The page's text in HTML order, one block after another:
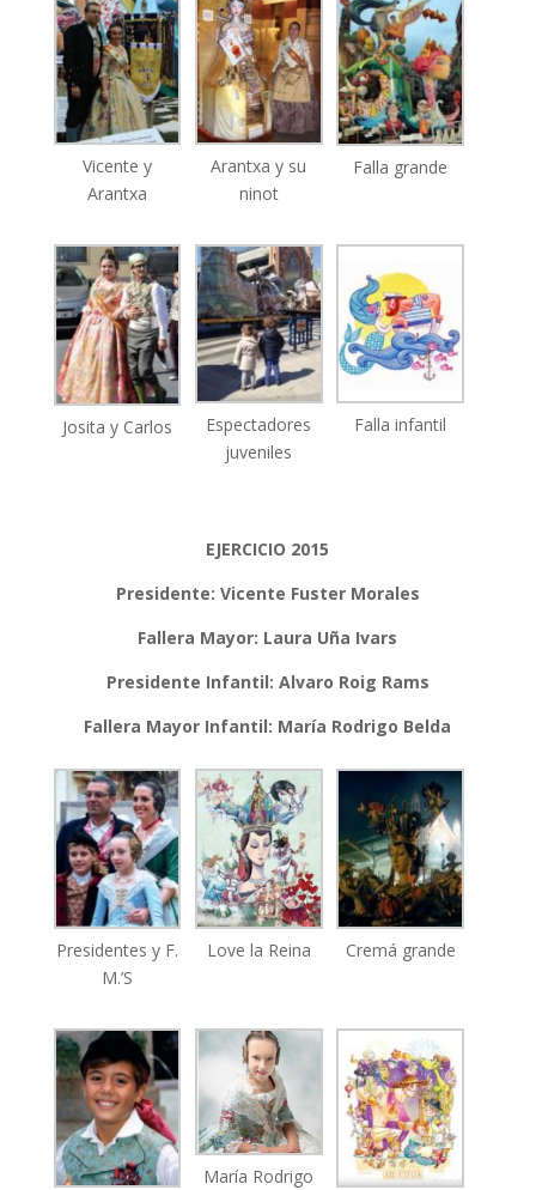
Vicente y
Arantxa
Arantxa y su
ninot
Falla grande
Josita y Carlos
Espectadores
juveniles
Falla infantil
EJERCICIO 2015
Presidente: Vicente Fuster Morales
Fallera Mayor: Laura Uña Ivars
Presidente Infantil: Alvaro Roig Rams
Fallera Mayor Infantil: María Rodrigo Belda
Presidentes y F.
M.’S
Love la Reina Cremá grande
María Rodrigo